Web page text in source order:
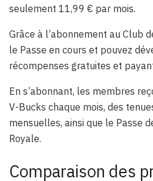
seulement 11,99 € par mois.
Grâce à l’abonnement au Club
le Passe en cours et pouvez
récompenses gratuites et
En s’abonnant, les membres
V-Bucks chaque mois, des
mensuelles, ainsi que le Passe
Royale.
Comparaison des